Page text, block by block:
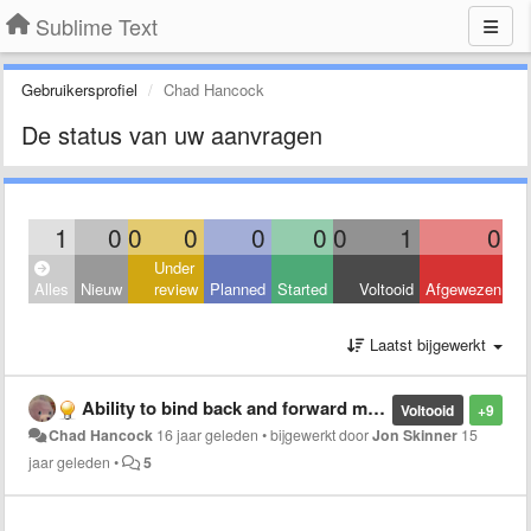
Sublime Text
Gebruikersprofiel Chad Hancock
De status van uw aanvragen
1 0 0 0 0 0 0 1 0
Alles Nieuw
Under
review Planned Started Voltooid Afgewezen
Laatst bijgewerkt
+9
Voltooid
Ability to bind back and forward mouse / keyboard buttons to switch files.
Chad Hancock 16 jaar geleden •bijgewerkt doorJon Skinner 15
jaar geleden • 5